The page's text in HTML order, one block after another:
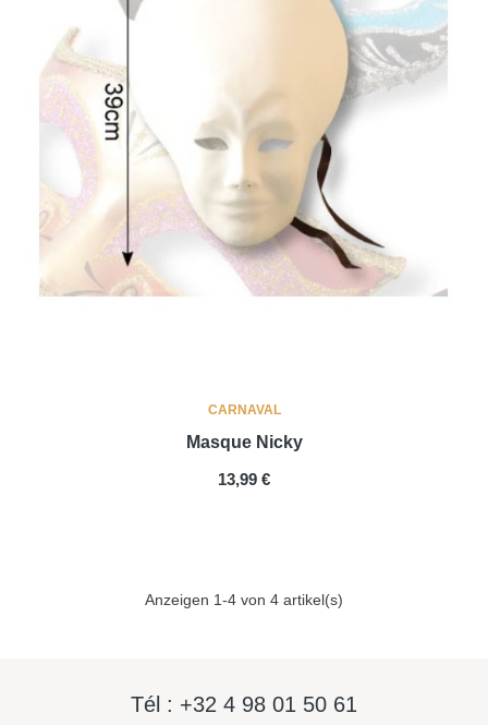
CARNAVAL
Masque Nicky
PREIS
13,99 €
Anzeigen 1-4 von 4 artikel(s)
Tél : +32 4 98 01 50 61